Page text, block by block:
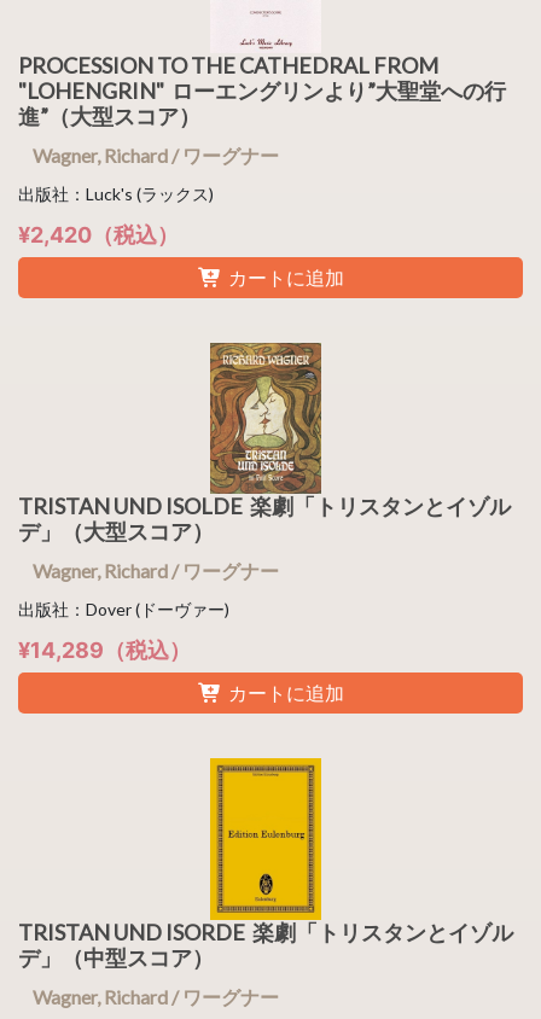
PROCESSION TO THE CATHEDRAL FROM
"LOHENGRIN" ローエングリンより”大聖堂への行
進”（大型スコア）
Wagner, Richard / ワーグナー
出版社：Luck's (ラックス)
¥2,420（税込）
カートに追加
TRISTAN UND ISOLDE 楽劇「トリスタンとイゾル
デ」（大型スコア）
Wagner, Richard / ワーグナー
出版社：Dover (ドーヴァー)
¥14,289（税込）
カートに追加
TRISTAN UND ISORDE 楽劇「トリスタンとイゾル
デ」（中型スコア）
Wagner, Richard / ワーグナー